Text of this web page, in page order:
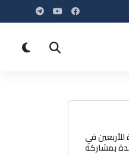
في
بمشاركة